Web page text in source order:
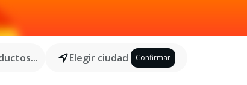
Elegir ciudad Confirmar